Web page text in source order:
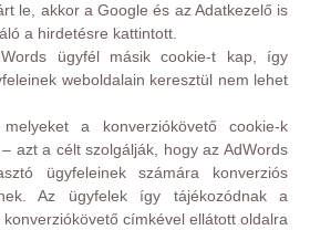
le, akkor a Google és az Adatkezelő is
a hirdetésre kattintott.
ügyfél másik cookie-t kap, így
weboldalain keresztül nem lehet
a konverziókövető cookie-k
azt a célt szolgálják, hogy az AdWords
ügyfeleinek számára konverziós
Az ügyfelek így tájékozódnak a
címkével ellátott oldalra